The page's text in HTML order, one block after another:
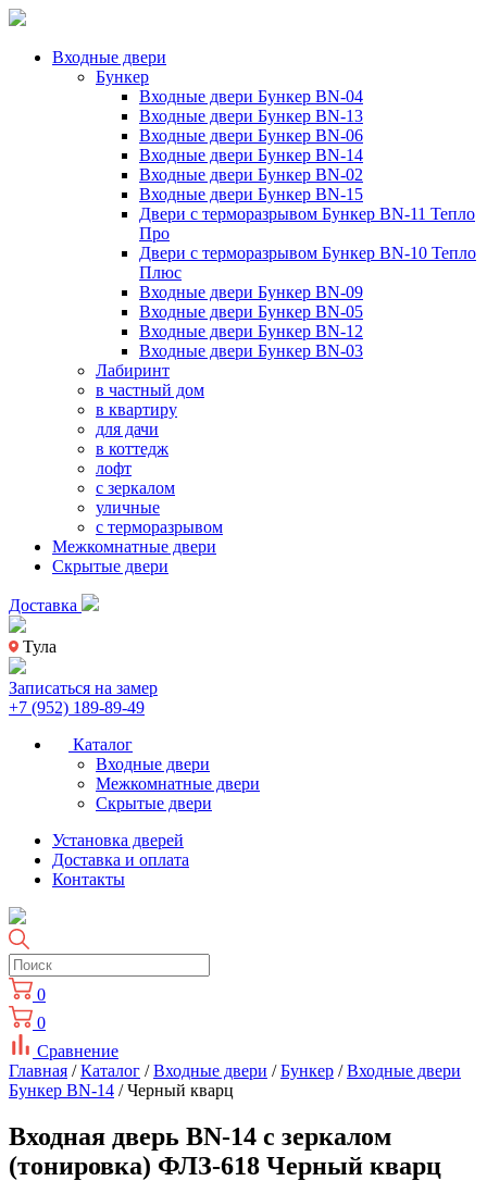
Входные двери
Бункер
Входные двери Бункер BN-04
Входные двери Бункер BN-13
Входные двери Бункер BN-06
Входные двери Бункер BN-14
Входные двери Бункер BN-02
Входные двери Бункер BN-15
Двери с терморазрывом Бункер BN-11 Тепло
Про
Двери с терморазрывом Бункер BN-10 Тепло
Плюс
Входные двери Бункер BN-09
Входные двери Бункер BN-05
Входные двери Бункер BN-12
Входные двери Бункер BN-03
Лабиринт
в частный дом
в квартиру
для дачи
в коттедж
лофт
с зеркалом
уличные
с терморазрывом
Межкомнатные двери
Скрытые двери
Доставка
Тула
Записаться на замер
+7 (952) 189-89-49
Каталог
Входные двери
Межкомнатные двери
Скрытые двери
Установка дверей
Доставка и оплата
Контакты
0
0
Сравнение
Главная /Каталог /Входные двери /Бункер /Входные двери
Бункер BN-14 / Черный кварц
Входная дверь BN-14 с зеркалом
(тонировка) ФЛЗ-618 Черный кварц